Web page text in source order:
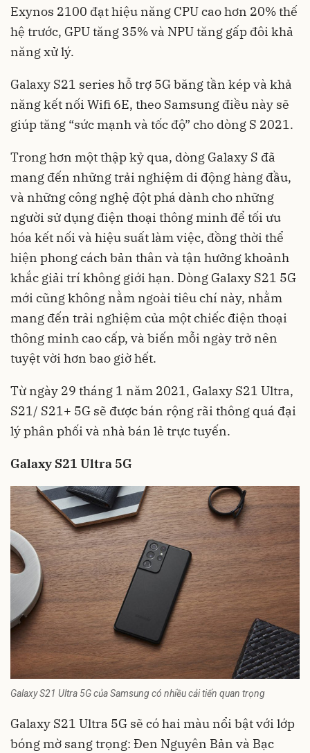
Exynos 2100 đạt hiệu năng CPU cao hơn 20% thế
hệ trước, GPU tăng 35% và NPU tăng gấp đôi khả
năng xử lý.
Galaxy S21 series hỗ trợ 5G băng tần kép và khả
năng kết nối Wifi 6E, theo Samsung điều này sẽ
giúp tăng “sức mạnh và tốc độ” cho dòng S 2021.
Trong hơn một thập kỷ qua, dòng Galaxy S đã
mang đến những trải nghiệm di động hàng đầu,
và những công nghệ đột phá dành cho những
người sử dụng điện thoại thông minh để tối ưu
hóa kết nối và hiệu suất làm việc, đồng thời thể
hiện phong cách bản thân và tận hưởng khoảnh
khắc giải trí không giới hạn. Dòng Galaxy S21 5G
mới cũng không nằm ngoài tiêu chí này, nhằm
mang đến trải nghiệm của một chiếc điện thoại
thông minh cao cấp, và biến mỗi ngày trở nên
tuyệt vời hơn bao giờ hết.
Từ ngày 29 tháng 1 năm 2021, Galaxy S21 Ultra,
S21/ S21+ 5G sẽ được bán rộng rãi thông quá đại
lý phân phối và nhà bán lẻ trực tuyến.
Galaxy S21 Ultra 5G
Galaxy S21 Ultra 5G của Samsung có nhiều cải tiến quan trọng
Galaxy S21 Ultra 5G sẽ có hai màu nổi bật với lớp
bóng mờ sang trọng: Đen Nguyên Bản và Bạc